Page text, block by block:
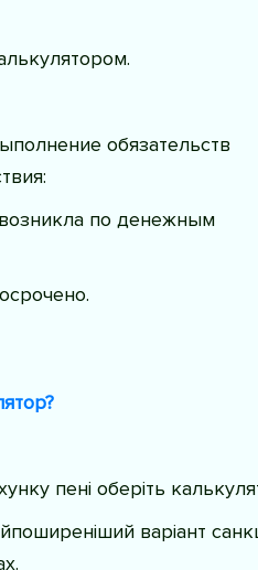
обязательств
по денежным
пені оберіть
варіант